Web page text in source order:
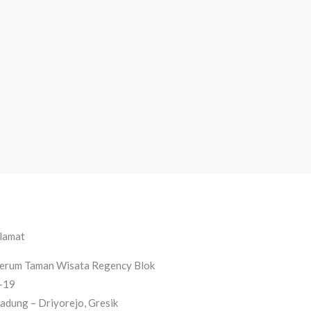
Taman Wisata Regency Blok
19
– Driyorejo, Gresik